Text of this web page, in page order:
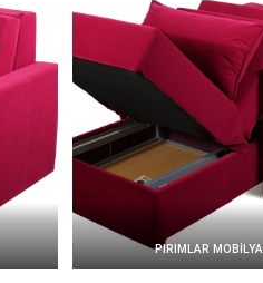
PIRIMLAR MOBİLYA